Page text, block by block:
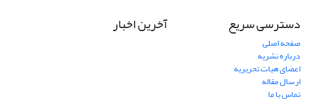
دسترسی سریع
صفحه اصلی
درباره نشریه
اعضای هیات تحریریه
ارسال مقاله
تماس با ما
آخرین اخبار